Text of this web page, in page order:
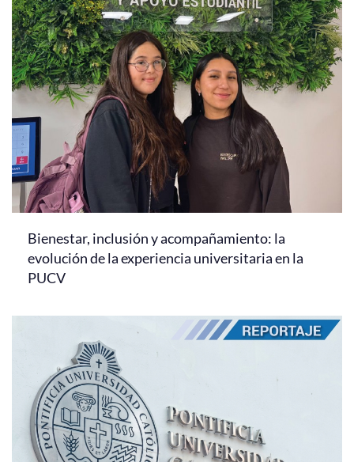
Bienestar, inclusión y acompañamiento: la
evolución de la experiencia universitaria en la
PUCV